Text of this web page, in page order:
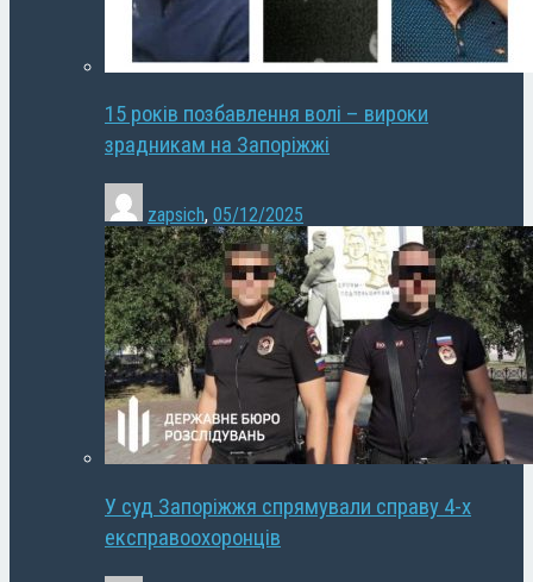
15 років позбавлення волі – вироки
зрадникам на Запоріжжі
zapsich, 05/12/2025
У суд Запоріжжя спрямували справу 4-х
експравоохоронців